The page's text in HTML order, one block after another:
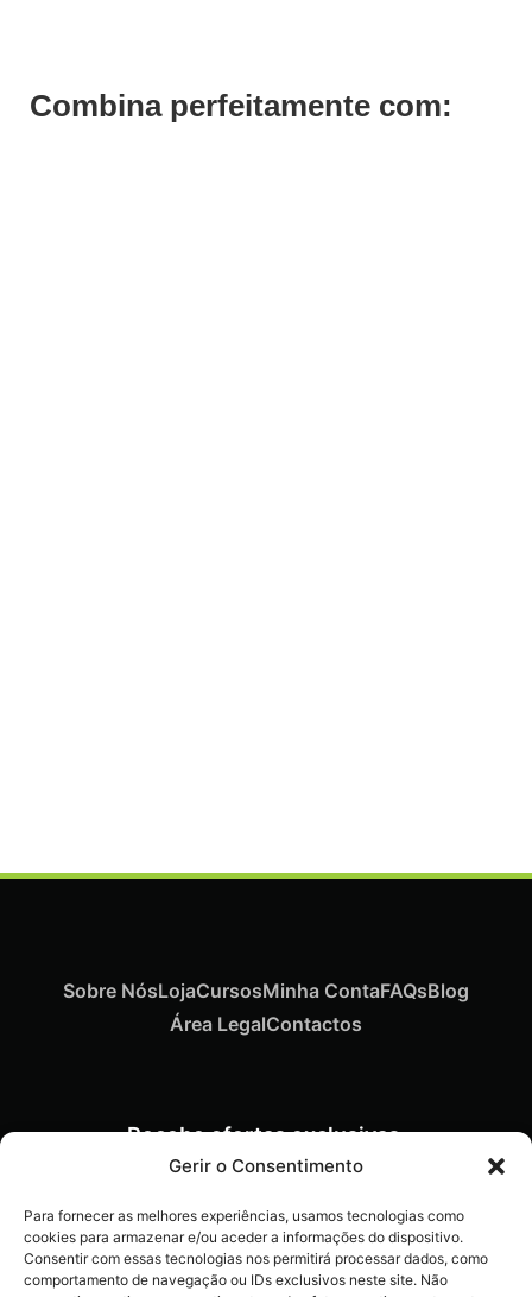
Gerir o Consentimento
Para fornecer as melhores experiências, usamos tecnologias como
cookies para armazenar e/ou aceder a informações do dispositivo.
Consentir com essas tecnologias nos permitirá processar dados, como
comportamento de navegação ou IDs exclusivos neste site. Não
Combina perfeitamente com:
Recebe ofertas exclusivas,
novidades e dicas
teu e-mail.
Sobre NósLojaCursosMinha ContaFAQsBlog
Área LegalContactos